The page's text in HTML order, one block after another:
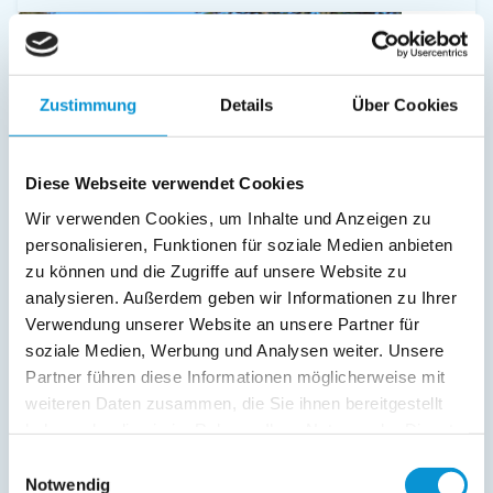
Zustimmung Details Über Cookies
Diese Webseite verwendet Cookies
Wir verwenden Cookies, um Inhalte und Anzeigen zu
personalisieren, Funktionen für soziale Medien anbieten
zu können und die Zugriffe auf unsere Website zu
analysieren. Außerdem geben wir Informationen zu Ihrer
Verwendung unserer Website an unsere Partner für
soziale Medien, Werbung und Analysen weiter. Unsere
Partner führen diese Informationen möglicherweise mit
weiteren Daten zusammen, die Sie ihnen bereitgestellt
Notwendig
Camp-Waldesruh 5
in Behrensdorf
Objekttyp
Ferienhaus
40 m²
Personen
4
ab 85 €
zum Objekt
pro Nacht